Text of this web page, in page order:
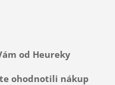
od Heureky
ohodnotili nákup